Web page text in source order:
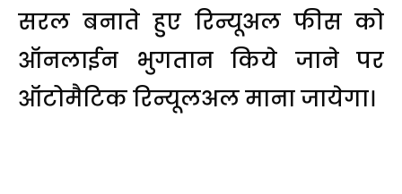
सरल बनाते हुए रिन्यूअल फीस को
ऑनलाईन भुगतान किये जाने पर
ऑटोमैटिक रिन्यूलअल माना जायेगा।